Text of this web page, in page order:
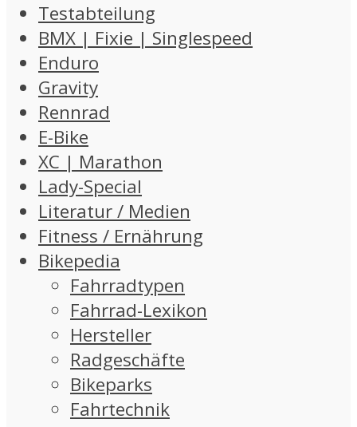
Testabteilung
BMX | Fixie | Singlespeed
Enduro
Gravity
Rennrad
E-Bike
XC | Marathon
Lady-Special
Literatur / Medien
Fitness / Ernährung
Bikepedia
Fahrradtypen
Fahrrad-Lexikon
Hersteller
Radgeschäfte
Bikeparks
Fahrtechnik